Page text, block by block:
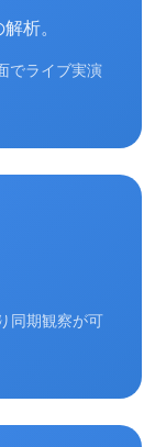
析。
でライブ実演
同期観察が可